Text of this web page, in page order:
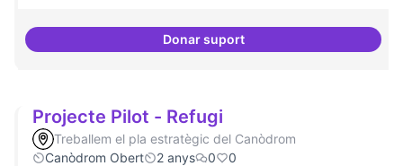
Donar suportPrograma cultural a nivell de
Projecte Pilot - Refugi
Treballem el pla estratègic del Canòdrom
Canòdrom Obert
2 anys 0 0